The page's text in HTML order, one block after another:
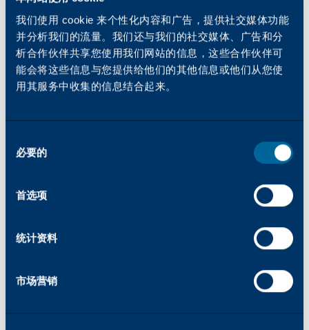
我们使用 cookie 来个性化内容和广告，提供社交媒体功能
并分析我们的流量。我们还与我们的社交媒体、广告和分
析合作伙伴共享您使用我们网站的信息，这些合作伙伴可
能会将这些信息与您提供给他们的其他信息或他们从您使
用其服务中收集的信息结合起来。
必要的
首选项
统计资料
市场营销
每个人从一开始就参与所有相关要素。系统必须
整合，合作伙伴有不同的做事方式、不同的技术
视角、不同的假设和理解，沟通并不总是那么清
晰--这是一个极其复杂的项目。我度过了漫长的
日日夜夜，但我对这个机会充满信心！
不得不要求我的团队去做某些事情，但却无法告
诉他们为什么。首先是 "做"，然后围绕 "做 "建立
PA：
惠及我们的合作伙伴。
你们推出的这条新生产线对经销商有什么好
处？
TK：我认为产品本身已经不是最重要的了。在这